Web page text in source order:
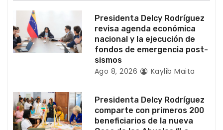
e
e
n
r
a
Presidenta Delcy Rodríguez
revisa agenda económica
nacional y la ejecución de
fondos de emergencia post-
sismos
Ago 8, 2026 Kaylib Maita
Presidenta Delcy Rodríguez
comparte con primeros 200
beneficiarios de la nueva